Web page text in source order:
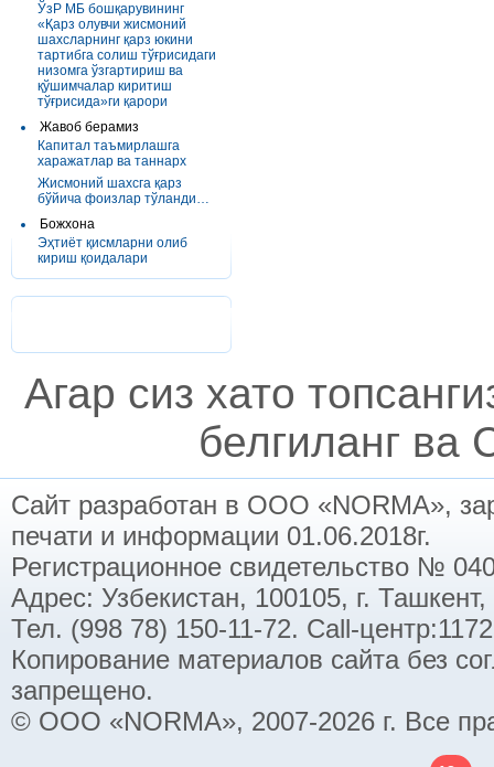
ЎзР МБ бошқарувининг
«Қарз олувчи жисмоний
шахсларнинг қарз юкини
тартибга солиш тўғрисидаги
низомга ўзгартириш ва
қўшимчалар киритиш
тўғрисида»ги қарори
Жавоб берамиз
Капитал таъмирлашга
харажатлар ва таннарх
Жисмоний шахсга қарз
бўйича фоизлар тўланди…
Божхона
Эҳтиёт қисмларни олиб
кириш қоидалари
Агар сиз хато
белгиланг ва
Сайт разработан в ООО «NORMA»,
печати и информации 01.06.2018г.
Регистрационное свидетельство №
Адрес: Узбекистан, 100105, г.
Тел. (998 78) 150-11-72. Call-
Копирование материалов сайта без
запрещено.
© ООО «NORMA», 2007-2026 г. Все